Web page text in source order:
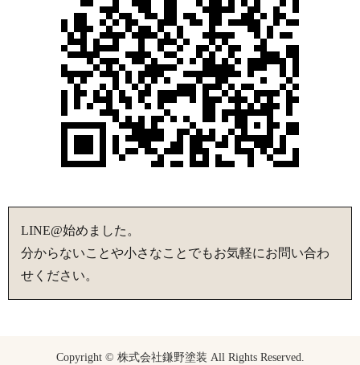
LINE@始めました。
分からないことや小さなことでもお気軽にお問い合わ
せください。
Copyright © 株式会社鎌野塗装 All Rights Reserved.